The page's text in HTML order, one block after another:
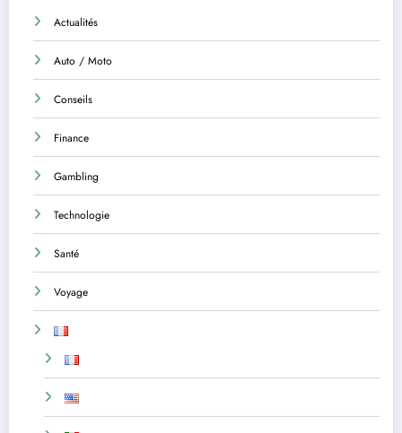
Actualités
Auto / Moto
Conseils
Finance
Gambling
Technologie
Santé
Voyage